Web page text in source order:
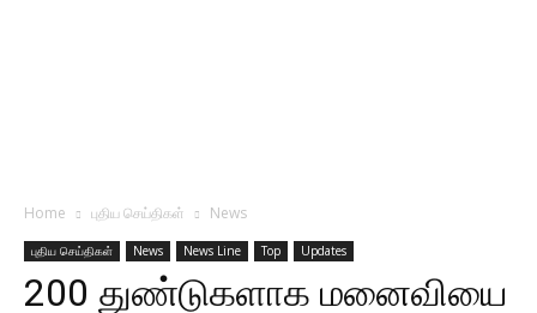
Home புதிய செய்திகள் News
புதிய செய்திகள் News News Line Top Updates
200 துண்டுகளாக மனைவியை